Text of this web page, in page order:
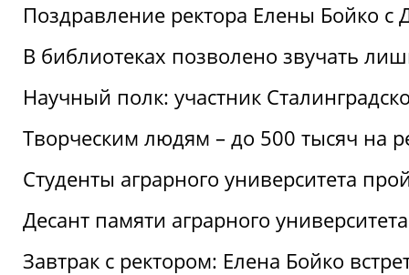
Поздравление ректора Елены Бойко
В библиотеках позволено звучать
Научный полк: участник
Творческим людям – до 500 тысяч на
Студенты аграрного университета
Десант памяти аграрного
Завтрак с ректором: Елена Бойко